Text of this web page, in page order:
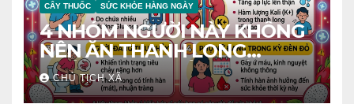
CÂY THUỐC SỨC KHỎE HÀNG NGÀY
4 NHÓM NGƯỜI NÀY KHÔNG
NÊN ĂN THANH LONG
TRÁNH RƯỚC BỆNH VÀO
NGƯỜI
CHỦ TỊCH XÃ